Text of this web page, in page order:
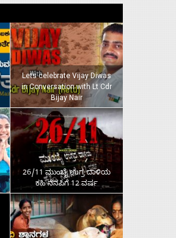
Lets celebrate Vijay Diwas
in Conversation with Lt Cdr
Bijay Nair
26/11 ಮುಂಬೈ ಉಗ್ರ ದಾಳಿಯ
ಕಹಿ ನೆನಪಿಗೆ 12 ವರ್ಷ